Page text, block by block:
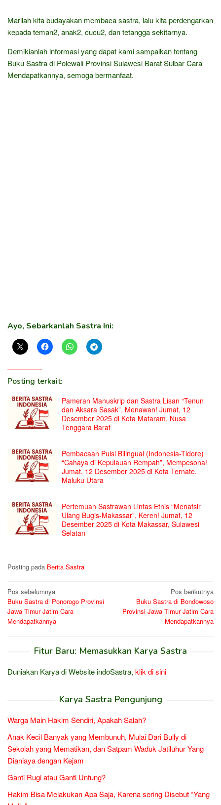
Marilah kita budayakan membaca sastra, lalu kita perdengarkan
kepada teman2, anak2, cucu2, dan tetangga sekitarnya.
Demikianlah informasi yang dapat kami sampaikan tentang
Buku Sastra di Polewali Provinsi Sulawesi Barat Sulbar Cara
Mendapatkannya, semoga bermanfaat.
Ayo, Sebarkanlah Sastra Ini:
Posting terkait:
Pameran Manuskrip dan Sastra Lisan “Tenun
dan Aksara Sasak”, Menawan! Jumat, 12
Desember 2025 di Kota Mataram, Nusa
Tenggara Barat
Pembacaan Puisi Bilingual (Indonesia-Tidore)
“Cahaya di Kepulauan Rempah”, Mempesona!
Jumat, 12 Desember 2025 di Kota Ternate,
Maluku Utara
Pertemuan Sastrawan Lintas Etnis “Menafsir
Ulang Bugis-Makassar”, Keren! Jumat, 12
Desember 2025 di Kota Makassar, Sulawesi
Selatan
Posting pada Berita Sastra
Navigasi
pos
Pos sebelumnya
Buku Sastra di Ponorogo Provinsi
Jawa Timur Jatim Cara
Mendapatkannya
Pos berikutnya
Buku Sastra di Bondowoso
Provinsi Jawa Timur Jatim Cara
Mendapatkannya
Fitur Baru: Memasukkan Karya Sastra
Duniakan Karya di Website indoSastra, klik di sini
Karya Sastra Pengunjung
Warga Main Hakim Sendiri, Apakah Salah?
Anak Kecil Banyak yang Membunuh, Mulai Dari Bully di
Sekolah yang Mematikan, dan Satpam Waduk Jatiluhur Yang
Dianiaya dengan Kejam
Ganti Rugi atau Ganti Untung?
Hakim Bisa Melakukan Apa Saja, Karena sering Disebut “Yang